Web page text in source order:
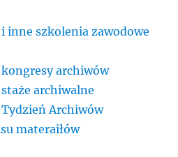
inne szkolenia zawodowe
archiwów
archiwalne
Archiwów
materaiłów